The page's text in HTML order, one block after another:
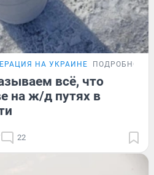
НА УКРАИНЕ
всё, что
на ж/д путях в
22